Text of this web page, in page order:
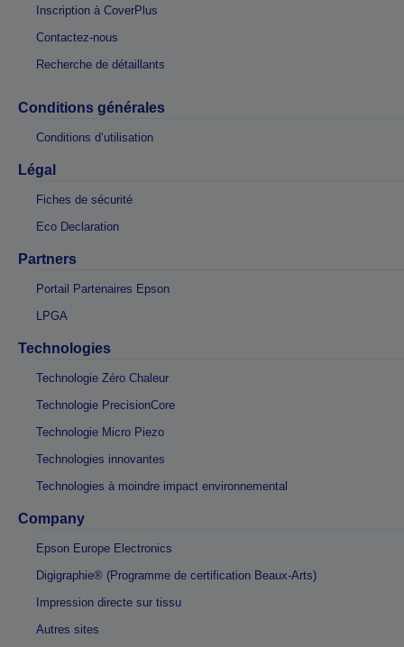
Inscription à CoverPlus
Contactez-nous
Recherche de détaillants
Conditions générales
Conditions d’utilisation
Légal
Fiches de sécurité
Eco Declaration
Partners
Portail Partenaires Epson
LPGA
Technologies
Technologie Zéro Chaleur
Technologie PrecisionCore
Technologie Micro Piezo
Technologies innovantes
Technologies à moindre impact environnemental
Company
Epson Europe Electronics
Digigraphie® (Programme de certification Beaux-Arts)
Impression directe sur tissu
Autres sites